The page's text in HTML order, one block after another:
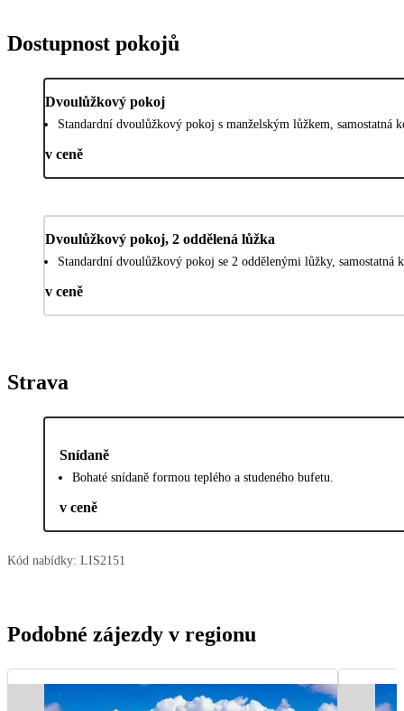
Dostupnost pokojů
Dvoulůžkový pokoj
Standardní dvoulůžkový pokoj s manželským lůžkem, samostatná
v ceně
Dvoulůžkový pokoj, 2 oddělená lůžka
Standardní dvoulůžkový pokoj se 2 oddělenými lůžky, samostatná
v ceně
Strava
Snídaně
Bohaté snídaně formou teplého a studeného bufetu.
v ceně
Kód nabídky: LIS2151
Podobné zájezdy v regionu